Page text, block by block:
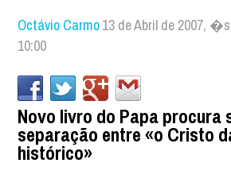
Octávio Carmo13 de Abril de 2007, �s
10:00
Novo livro do Papa procura
separação entre «o Cristo
histórico»